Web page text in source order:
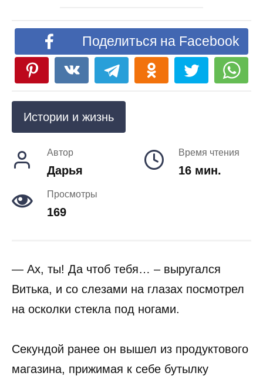
Поделиться на Facebook
Истории и жизнь
Автор
Дарья
Время чтения
16 мин.
Просмотры
169
— Ах, ты! Да чтоб тебя… – выругался
Витька, и со слезами на глазах посмотрел
на осколки стекла под ногами.
Секундой ранее он вышел из продуктового
магазина, прижимая к себе бутылку